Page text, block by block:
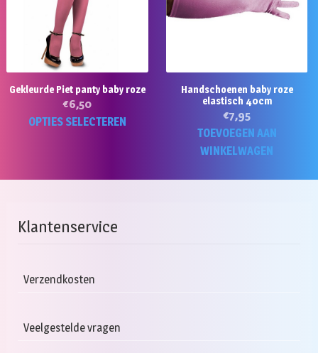
Gekleurde Piet panty baby roze
€6,50
OPTIES SELECTEREN
Handschoenen baby roze
elastisch 40cm
€7,95
TOEVOEGEN AAN
WINKELWAGEN
Klantenservice
Verzendkosten
Veelgestelde vragen